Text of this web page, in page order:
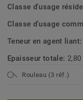
Classe d'usage
Classe d'usage
Teneur en agent liant:
Epaisseur totale:
Rouleau (3 réf.)